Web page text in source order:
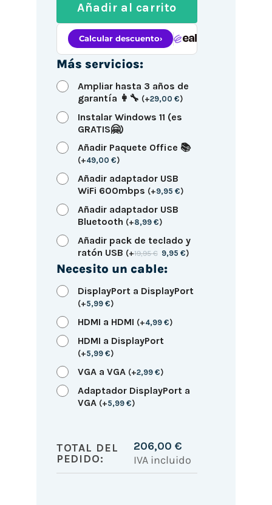
Añadir al carrito
Más servicios:
Ampliar hasta 3 años de
garantía 👩‍🔧 (+29,00 €)
Instalar Windows 11 (es
GRATIS🤗)
Añadir Paquete Office 📚
(+49,00 €)
Añadir adaptador USB
WiFi 600mbps (+9,95 €)
Añadir adaptador USB
Bluetooth (+8,99 €)
Añadir pack de teclado y
ratón USB (+19,95€ 9,95€)
Necesito un cable:
DisplayPort a DisplayPort
(+5,99 €)
HDMI a HDMI (+4,99 €)
HDMI a DisplayPort
(+5,99 €)
VGA a VGA (+2,99 €)
Adaptador DisplayPort a
VGA (+5,99 €)
TOTAL DEL
PEDIDO:
206,00 €
IVA incluido